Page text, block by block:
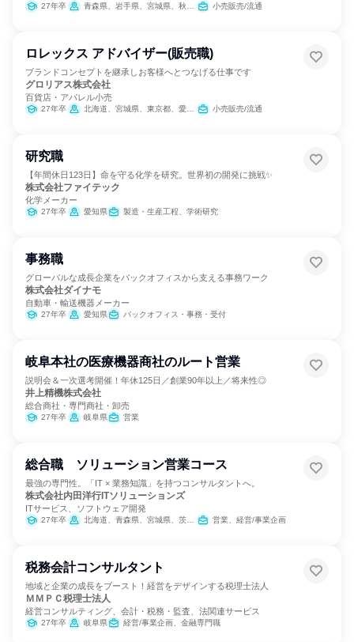
27年卒 青森県、岩手県、宮城県、秋田県、山形県、福島県、茨城県、栃木県、群馬県、埼玉県、千葉県、東京都、神奈川県、富山県、石川県、福井県、山梨県、長野県、岐阜県、静岡県、愛知県、三重県、滋賀県、京都府、大阪府、兵庫県、奈良県、広島県、山口県、徳島県、香川県、愛媛県、福岡県、佐賀県、長崎県、熊本県、大分県、宮崎県、鹿児島県、沖縄県 小売販売/流通
ロレックス アドバイザー(販売職)
ブランドコンセプトを継承しお客様へとつなげる仕事です
グロリアス株式会社
百貨店・アパレル小売
27年卒 北海道、宮城県、東京都、愛知県、大阪府、岡山県、愛媛県、高知県、福岡県、鹿児島県 小売販売/流通
研究職
【年間休日123日】命を守る化学を研究。世界初の開発に挑戦✨
株式会社ファイテック
化学メーカー
27年卒 愛知県 製造・生産工程、学術研究
事務職
グローバルな成長企業をバックオフィスから支える事務ワーク
株式会社ダイナモ
自動車・輸送機器メーカー
27年卒 愛知県 バックオフィス・事務・受付
岐阜本社の医療機器商社のルート営業
説明会＆一次選考開催！年休125日／創業90年以上／将来性◎
井上精機株式会社
総合商社・専門商社・卸売
27年卒 岐阜県 営業
総合職 ソリューション営業コース
最強の専門性。「IT × 業務知識」を持つコンサルタントへ。
株式会社内田洋行ITソリューションズ
ITサービス、ソフトウェア開発
27年卒 北海道、青森県、宮城県、茨城県、栃木県、埼玉県、千葉県、東京都、新潟県、富山県、石川県、長野県、静岡県、愛知県、京都府、大阪府 営業、経営/事業企画
税務会計コンサルタント
地域と企業の成長をブースト！経営をデザインする税理士法人
ＭＭＰＣ税理士法人
経営コンサルティング、会計・税務・監査、法関連サービス
27年卒 岐阜県 経営/事業企画、金融専門職